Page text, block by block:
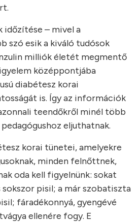
időzítése – mivel a
szó esik a kiváló tudósok
milliók életét megmentő
középpontjába
diabétesz korai
is. Így az információk
teendőkről minél több
eljuthatnak.
korai tünetei, amelyekre
minden felnőttnek,
oda kell figyelnünk: sokat
sokszor pisil; a már szobatiszta
fáradékonnyá, gyengévé
ellenére fogy. E